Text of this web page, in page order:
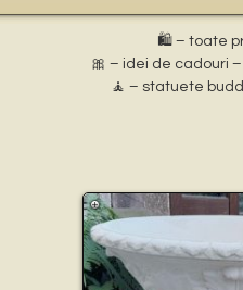
🛍️ – toate
🎀 – idei de cadouri –
🧘 – statuete